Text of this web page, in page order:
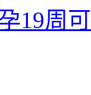
19周